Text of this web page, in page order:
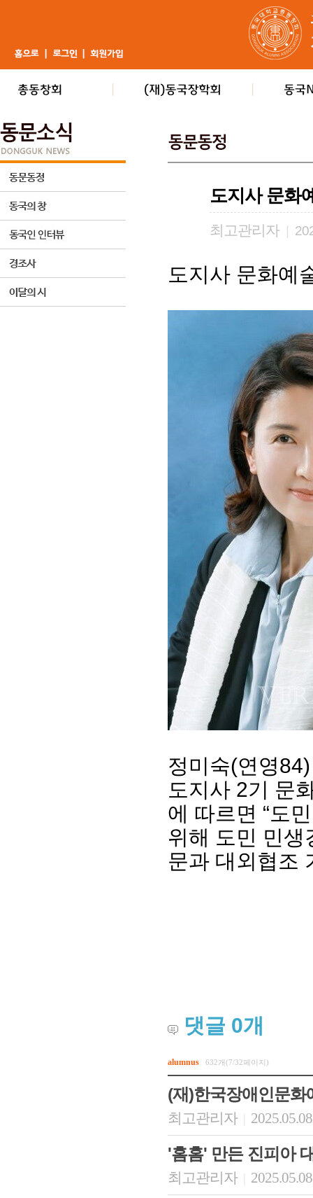
이사장 인사말
임원 현황
연혁·사업실적
역대 이사장
총동창
모교 소
지부·
언론에
동창회
도지사 문화
최고관리자
도지사 문화예
정미숙(연영
도지사 2기 문
에 따르면 “도
위해 도민 민
문과 대외협조
댓글 0개
alumnus 632개(7/32페이지)
(재)한국장애인문화
최고관리자
'홈홈' 만든 진피아
최고관리자